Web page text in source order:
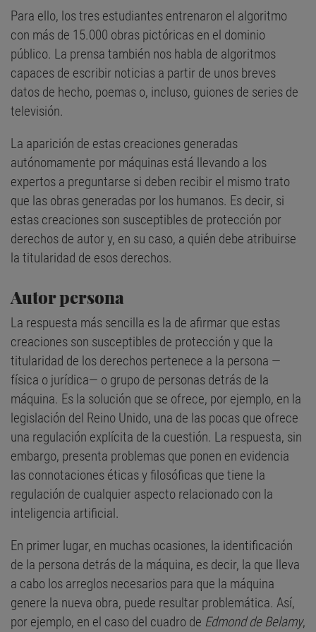
Para ello, los tres estudiantes entrenaron el algoritmo
con más de 15.000 obras pictóricas en el dominio
público. La prensa también nos habla de algoritmos
capaces de escribir noticias a partir de unos breves
datos de hecho, poemas o, incluso, guiones de series de
televisión.
La aparición de estas creaciones generadas
autónomamente por máquinas está llevando a los
expertos a preguntarse si deben recibir el mismo trato
que las obras generadas por los humanos. Es decir, si
estas creaciones son susceptibles de protección por
derechos de autor y, en su caso, a quién debe atribuirse
la titularidad de esos derechos.
Autor persona
La respuesta más sencilla es la de afirmar que estas
creaciones son susceptibles de protección y que la
titularidad de los derechos pertenece a la persona —
física o jurídica— o grupo de personas detrás de la
máquina. Es la solución que se ofrece, por ejemplo, en la
legislación del Reino Unido, una de las pocas que ofrece
una regulación explícita de la cuestión. La respuesta, sin
embargo, presenta problemas que ponen en evidencia
las connotaciones éticas y filosóficas que tiene la
regulación de cualquier aspecto relacionado con la
inteligencia artificial.
En primer lugar, en muchas ocasiones, la identificación
de la persona detrás de la máquina, es decir, la que lleva
a cabo los arreglos necesarios para que la máquina
genere la nueva obra, puede resultar problemática. Así,
por ejemplo, en el caso del cuadro de Edmond de Belamy,